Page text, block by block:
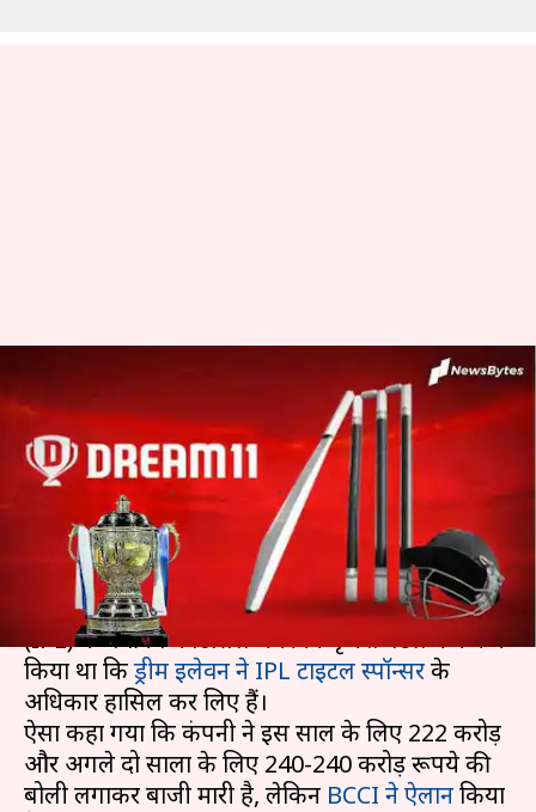
BCCI ने किया कंफर्म! ड्रीम इलेवन
केवल इस साल होगी IPL की टाइटल
स्पॉन्सर
लेखन Neeraj Pandey Aug 19, 2020 05:46 pm
क्या है खबर?
UAE में 19 सितंबर से शुरू हो रही इंडियन प्रीमियर लीग
(IPL) के गवर्निंग काउंसिल चेयरमैन बृजेश पटेल ने कंफर्म
किया था किड्रीम इलेवन ने IPL टाइटल स्पॉन्सरके
अधिकार हासिल कर लिए हैं।
ऐसा कहा गया कि कंपनी ने इस साल के लिए 222 करोड़
और अगले दो सालों के लिए 240-240 करोड़ रूपये की
बोली लगाकर बाजी मारी है, लेकिन BCCI ने ऐलानकिया